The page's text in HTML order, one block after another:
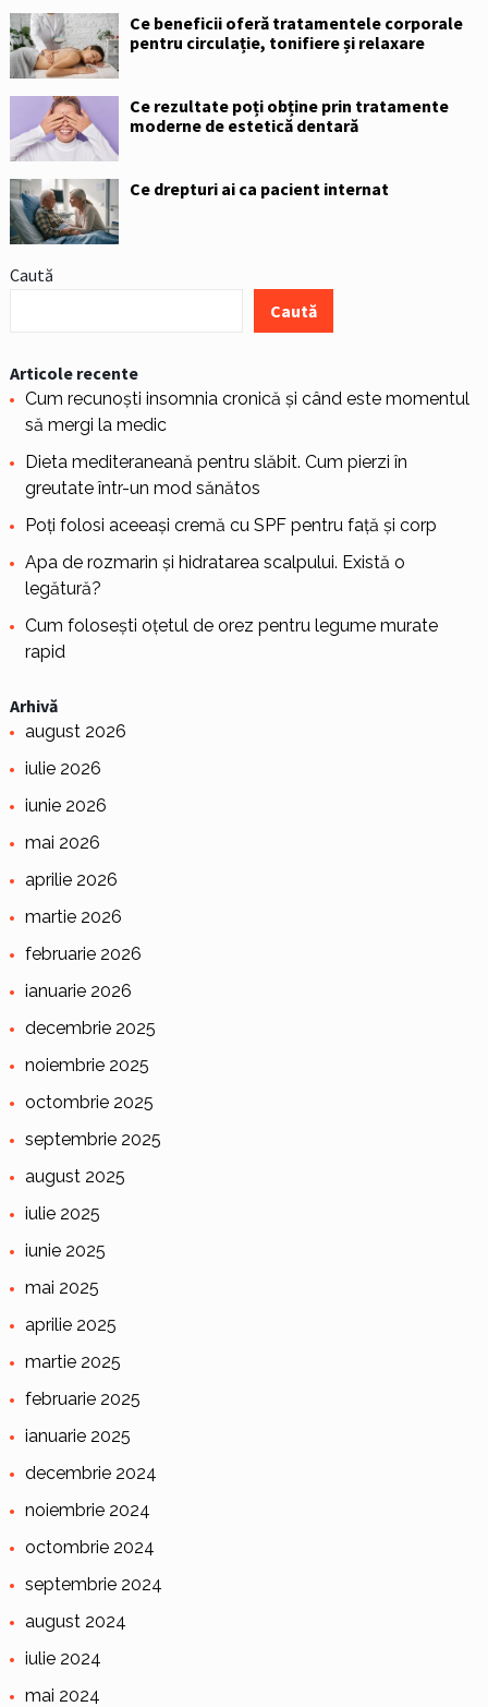
Ce beneficii oferă tratamentele corporale
pentru circulație, tonifiere și relaxare
Ce rezultate poți obține prin tratamente
moderne de estetică dentară
Ce drepturi ai ca pacient internat
Caută
Caută
Articole recente
Cum recunoști insomnia cronică și când este momentul
să mergi la medic
Dieta mediteraneană pentru slăbit. Cum pierzi în
greutate într-un mod sănătos
Poți folosi aceeași cremă cu SPF pentru față și corp
Apa de rozmarin și hidratarea scalpului. Există o
legătură?
Cum folosești oțetul de orez pentru legume murate
rapid
Arhivă
august 2026
iulie 2026
iunie 2026
mai 2026
aprilie 2026
martie 2026
februarie 2026
ianuarie 2026
decembrie 2025
noiembrie 2025
octombrie 2025
septembrie 2025
august 2025
iulie 2025
iunie 2025
mai 2025
aprilie 2025
martie 2025
februarie 2025
ianuarie 2025
decembrie 2024
noiembrie 2024
octombrie 2024
septembrie 2024
august 2024
iulie 2024
mai 2024